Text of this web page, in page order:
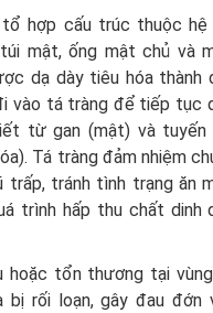
hợp cấu trúc thuộc hệ
mật, ống mật chủ và
dạ dày tiêu hóa thành
vào tá tràng để tiếp tục
từ gan (mật) và
Tá tràng đảm nhiệm
trấp, tránh tình trạng ăn
trình hấp thu chất dinh
hoặc tổn thương tại
bị rối loạn, gây đau đớn